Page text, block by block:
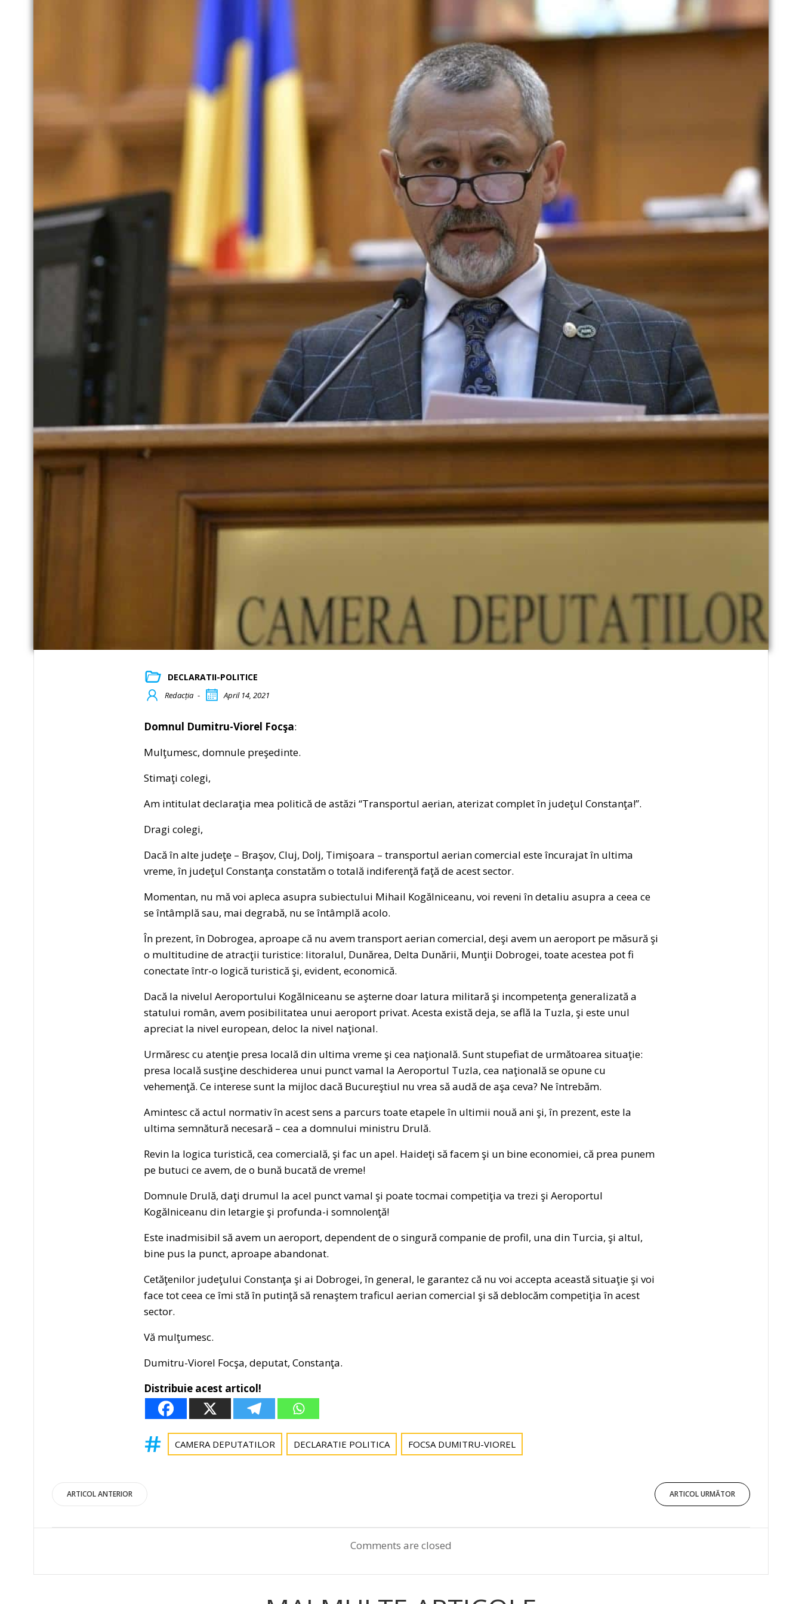
DECLARATII-POLITICE
Redacția - April 14, 2021
Domnul Dumitru-Viorel Focşa:
Mulţumesc, domnule preşedinte.
Stimaţi colegi,
Am intitulat declaraţia mea politică de astăzi “Transportul aerian, aterizat complet în judeţul Constanţa!”.
Dragi colegi,
Dacă în alte judeţe – Braşov, Cluj, Dolj, Timişoara – transportul aerian comercial este încurajat în ultima
vreme, în judeţul Constanţa constatăm o totală indiferenţă faţă de acest sector.
Momentan, nu mă voi apleca asupra subiectului Mihail Kogălniceanu, voi reveni în detaliu asupra a ceea ce
se întâmplă sau, mai degrabă, nu se întâmplă acolo.
În prezent, în Dobrogea, aproape că nu avem transport aerian comercial, deşi avem un aeroport pe măsură şi
o multitudine de atracţii turistice: litoralul, Dunărea, Delta Dunării, Munţii Dobrogei, toate acestea pot fi
conectate într-o logică turistică şi, evident, economică.
Dacă la nivelul Aeroportului Kogălniceanu se aşterne doar latura militară şi incompetenţa generalizată a
statului român, avem posibilitatea unui aeroport privat. Acesta există deja, se află la Tuzla, şi este unul
apreciat la nivel european, deloc la nivel naţional.
Urmăresc cu atenţie presa locală din ultima vreme şi cea naţională. Sunt stupefiat de următoarea situaţie:
presa locală susţine deschiderea unui punct vamal la Aeroportul Tuzla, cea naţională se opune cu
vehemenţă. Ce interese sunt la mijloc dacă Bucureştiul nu vrea să audă de aşa ceva? Ne întrebăm.
Amintesc că actul normativ în acest sens a parcurs toate etapele în ultimii nouă ani şi, în prezent, este la
ultima semnătură necesară – cea a domnului ministru Drulă.
Revin la logica turistică, cea comercială, şi fac un apel. Haideţi să facem şi un bine economiei, că prea punem
pe butuci ce avem, de o bună bucată de vreme!
Domnule Drulă, daţi drumul la acel punct vamal şi poate tocmai competiţia va trezi şi Aeroportul
Kogălniceanu din letargie şi profunda-i somnolenţă!
Este inadmisibil să avem un aeroport, dependent de o singură companie de profil, una din Turcia, şi altul,
bine pus la punct, aproape abandonat.
Cetăţenilor judeţului Constanţa şi ai Dobrogei, în general, le garantez că nu voi accepta această situaţie şi voi
face tot ceea ce îmi stă în putinţă să renaştem traficul aerian comercial şi să deblocăm competiţia în acest
sector.
Vă mulţumesc.
Dumitru-Viorel Focşa, deputat, Constanţa.
Distribuie acest articol!
CAMERA DEPUTATILOR DECLARATIE POLITICA FOCSA DUMITRU-VIOREL
Post
navigation
ARTICOL ANTERIOR
navigation
ARTICOL URMĂTOR
Comments are closed